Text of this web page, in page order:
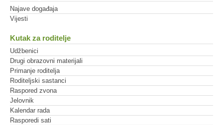
Najave događaja
Vijesti
Kutak za roditelje
Udžbenici
Drugi obrazovni materijali
Primanje roditelja
Roditeljski sastanci
Raspored zvona
Jelovnik
Kalendar rada
Rasporedi sati